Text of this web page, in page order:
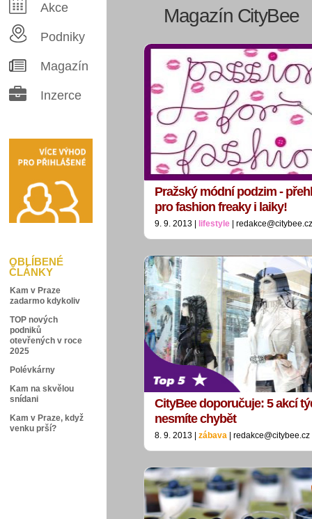
Akce
Podniky
Magazín
Inzerce
OBLÍBENÉ
ČLÁNKY
Kam v Praze
zadarmo kdykoliv
TOP nových
podniků
otevřených v roce
2025
Polévkárny
Kam na skvělou
snídani
Kam v Praze, když
venku prší?
Magazín CityBee
Pražský módní podzim -
pro fashion freaky i laiky!
9. 9. 2013 | lifestyle | redakce@citybee.cz
CityBee doporučuje: 5 akcí
nesmíte chybět
8. 9. 2013 | zábava | redakce@citybee.cz